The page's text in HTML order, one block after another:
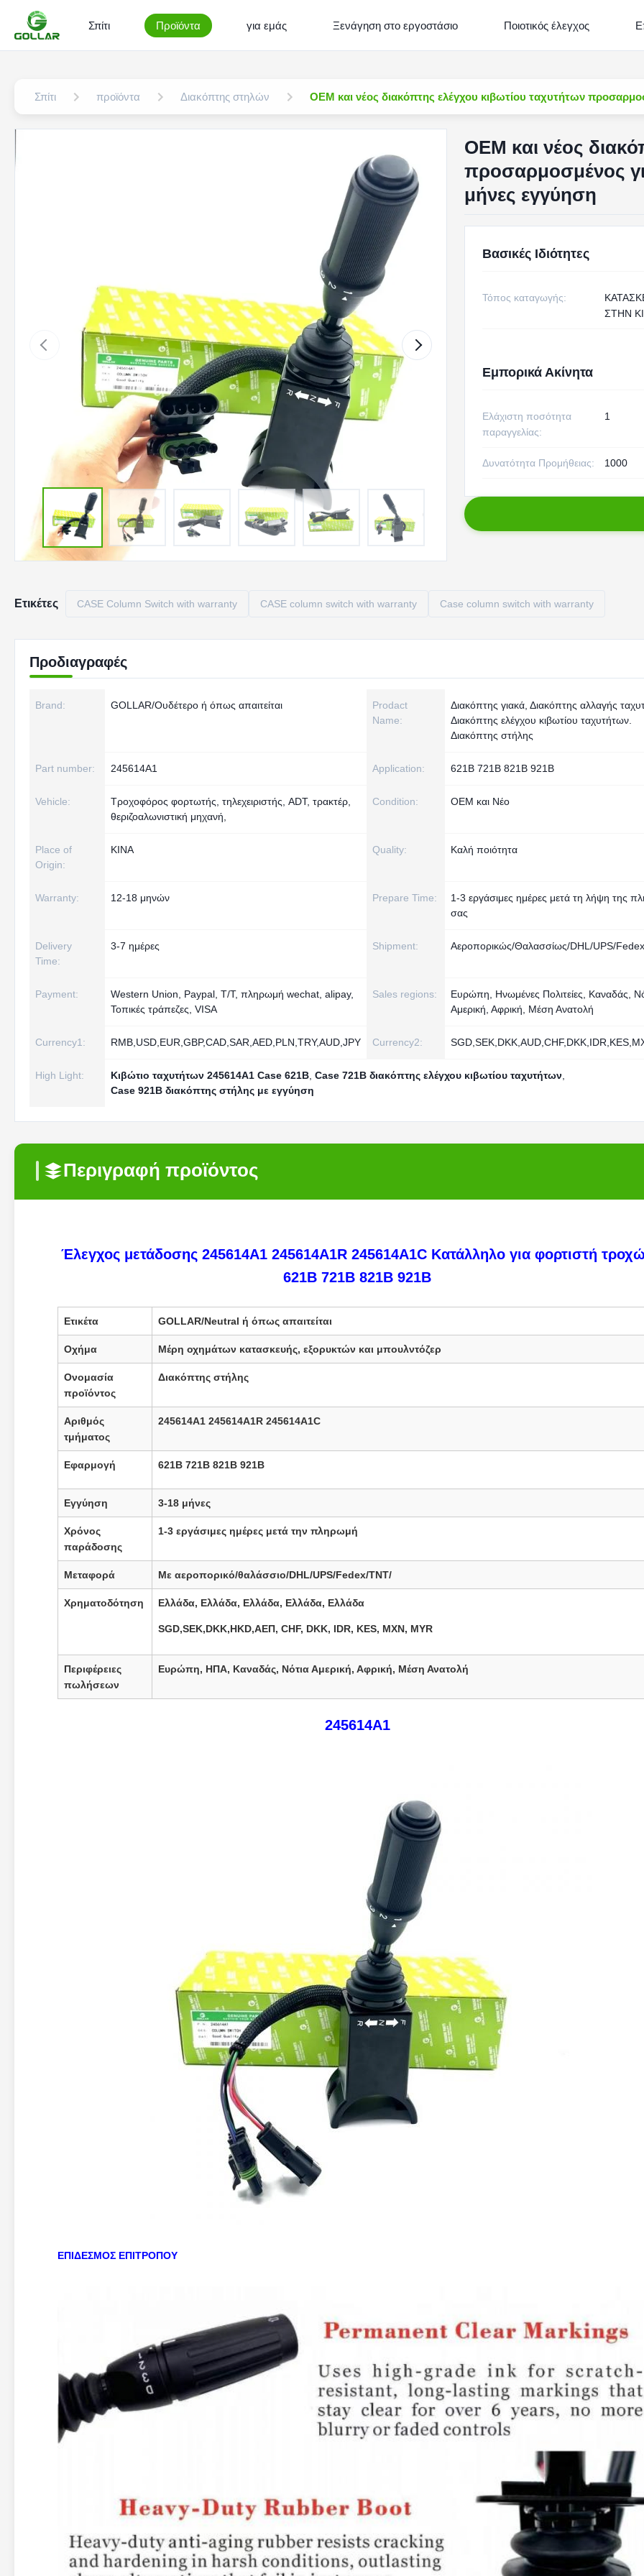
Σπίτι Προϊόντα για εμάς Ξενάγηση στο εργοστάσιο Ποιοτικός έλεγχος
Σπίτι προϊόντα Διακόπτης στηλών OEM και νέος διακόπτης ελέγχου κιβωτίου ταχυτήτων
OEM και νέος
προσαρμοσμένος
μήνες εγγύηση
Βασικές Ιδιότητες
Τόπος καταγωγής:
ΣΤΗΝ
Εμπορικά Ακίνητα
Ελάχιστη ποσότητα
παραγγελίας:
1
Δυνατότητα Προμήθειας: 1000
Ετικέτες CASE Column Switch with warranty CASE column switch with warranty Case column switch with warranty
Προδιαγραφές
Brand: GOLLAR/Ουδέτερο ή όπως απαιτείται
Prodact
Name:
Διακόπτης γιακά, Διακόπτης αλλαγής
Διακόπτης ελέγχου κιβωτίου ταχυτήτων.
Διακόπτης στήλης
Part number: 245614A1 Application: 621B 721B 821B 921B
Vehicle:
Τροχοφόρος φορτωτής, τηλεχειριστής, ADT, τρακτέρ,
θεριζοαλωνιστική μηχανή,
Condition: OEM και Νέο
Place of
Origin:
ΚΙΝΑ Quality: Καλή ποιότητα
Warranty: 12-18 μηνών Prepare Time:
1-3 εργάσιμες ημέρες μετά τη λήψη της
σας
Delivery
Time:
3-7 ημέρες Shipment: Αεροπορικώς/Θαλασσίως/DHL/UPS/
Payment:
Western Union, Paypal, T/T, πληρωμή wechat, alipay,
Τοπικές τράπεζες, VISA
Sales regions:
Ευρώπη, Ηνωμένες Πολιτείες, Καναδάς,
Αμερική, Αφρική, Μέση Ανατολή
Currency1: RMB,USD,EUR,GBP,CAD,SAR,AED,PLN,TRY,AUD,JPY Currency2:
High Light: Κιβώτιο ταχυτήτων 245614A1 Case 621B Case 721B διακόπτης ελέγχου κιβωτίου ταχυτήτων
Case 921B διακόπτης στήλης με εγγύηση
Περιγραφή προϊόντος
Έλεγχος μετάδοσης 245614A1 245614A1R 245614A1C Κατάλληλο για φορτιστή
621B 721B 821B 921B
Ετικέτα GOLLAR/Neutral ή όπως απαιτείται
Οχήμα Μέρη οχημάτων κατασκευής, εξορυκτών και μπουλντόζερ
Ονομασία
προϊόντος
Διακόπτης στήλης
Αριθμός
τμήματος
245614A1 245614A1R 245614A1C
Εφαρμογή 621Β 721Β 821Β 921Β
Εγγύηση 3-18 μήνες
Χρόνος
παράδοσης
1-3 εργάσιμες ημέρες μετά την πληρωμή
Μεταφορά Με αεροπορικό/θαλάσσιο/DHL/UPS/Fedex/TNT/
Χρηματοδότηση Ελλάδα, Ελλάδα, Ελλάδα, Ελλάδα, Ελλάδα
SGD,SEK,DKK,HKD,ΑΕΠ, CHF, DKK, IDR, KES, MXN, MYR
Περιφέρειες
πωλήσεων
Ευρώπη, ΗΠΑ, Καναδάς, Νότια Αμερική, Αφρική, Μέση Ανατολή
245614Α1
ΕΠΙΔΕΣΜΟΣ ΕΠΙΤΡΟΠΟΥ